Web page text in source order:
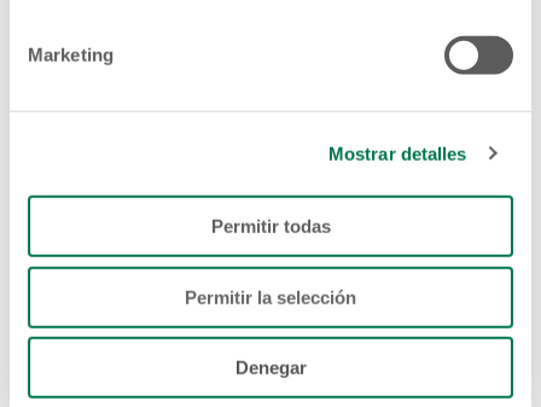
Marketing
Mostrar detalles
Permitir todas
Permitir la selección
Denegar